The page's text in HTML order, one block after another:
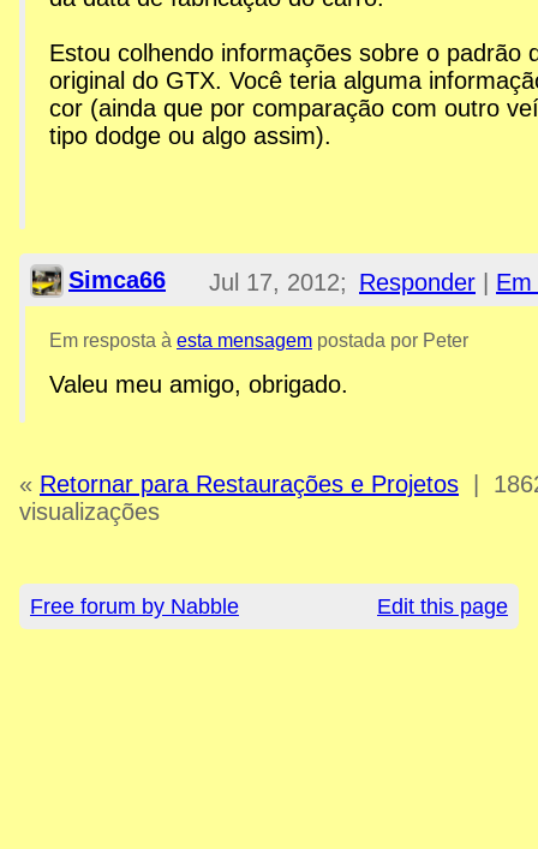
Estou colhendo informações sobre o padrão
original do GTX. Você teria alguma
cor (ainda que por comparação com outro
tipo dodge ou algo assim).
Simca66 Responder
Jul 17, 2012;
1:49am
Re: Peças,
Em resposta à esta mensagem postada por Peter
Valeu meu amigo, obrigado.
« Retornar para Restaurações e Projetos
visualizações
Free forum by Nabble Edit this page